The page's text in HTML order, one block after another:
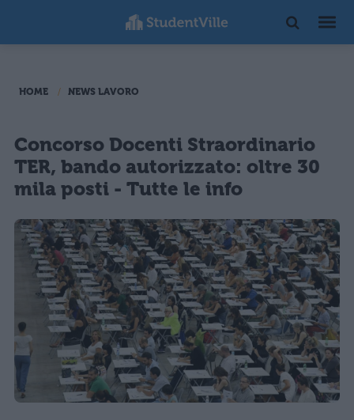
HOME NEWS LAVORO
Concorso Docenti Straordinario
TER, bando autorizzato: oltre 30
mila posti - Tutte le info